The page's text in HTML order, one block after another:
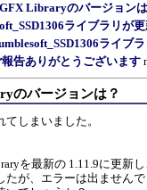
Libraryのバージョン
ライブラリが
ライブ
報告ありがとうございます
のバージョンは？
しまいました。
を最新の 1.11.9に更新し
たが、エラーは出ませんで